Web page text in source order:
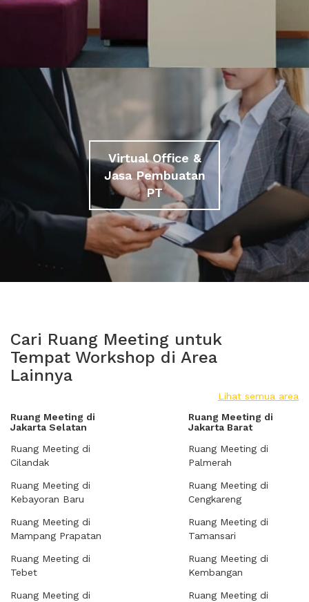
Virtual Office &
Jasa Pembuatan
PT
Cari Ruang Meeting untuk
Tempat Workshop di Area
Lainnya
Lihat semua area
Ruang Meeting di
Jakarta Selatan
Ruang Meeting di
Cilandak
Ruang Meeting di
Kebayoran Baru
Ruang Meeting di
Mampang Prapatan
Ruang Meeting di
Tebet
Ruang Meeting di
Ruang Meeting di
Jakarta Barat
Ruang Meeting di
Palmerah
Ruang Meeting di
Cengkareng
Ruang Meeting di
Tamansari
Ruang Meeting di
Kembangan
Ruang Meeting di